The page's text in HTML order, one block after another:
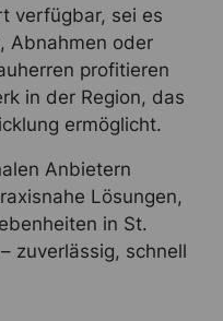
verfügbar, sei es
Abnahmen oder
profitieren
in der Region, das
ermöglicht.
Anbietern
Lösungen,
in St.
zuverlässig, schnell